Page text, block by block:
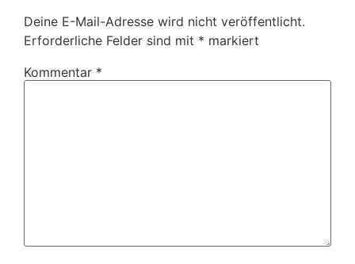
Deine E-Mail-Adresse wird nicht veröffentlicht.
Erforderliche Felder sind mit * markiert
Kommentar *